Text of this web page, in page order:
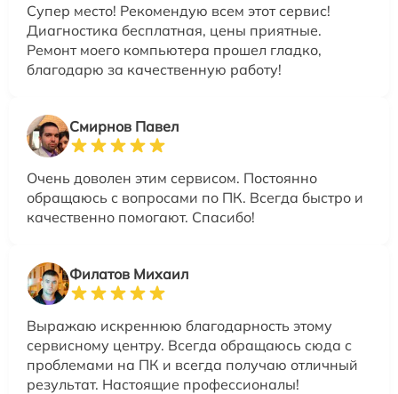
Супер место! Рекомендую всем этот сервис!
Диагностика бесплатная, цены приятные.
Ремонт моего компьютера прошел гладко,
благодарю за качественную работу!
Смирнов Павел
Очень доволен этим сервисом. Постоянно
обращаюсь с вопросами по ПК. Всегда быстро и
качественно помогают. Спасибо!
Филатов Михаил
Выражаю искреннюю благодарность этому
сервисному центру. Всегда обращаюсь сюда с
проблемами на ПК и всегда получаю отличный
результат. Настоящие профессионалы!